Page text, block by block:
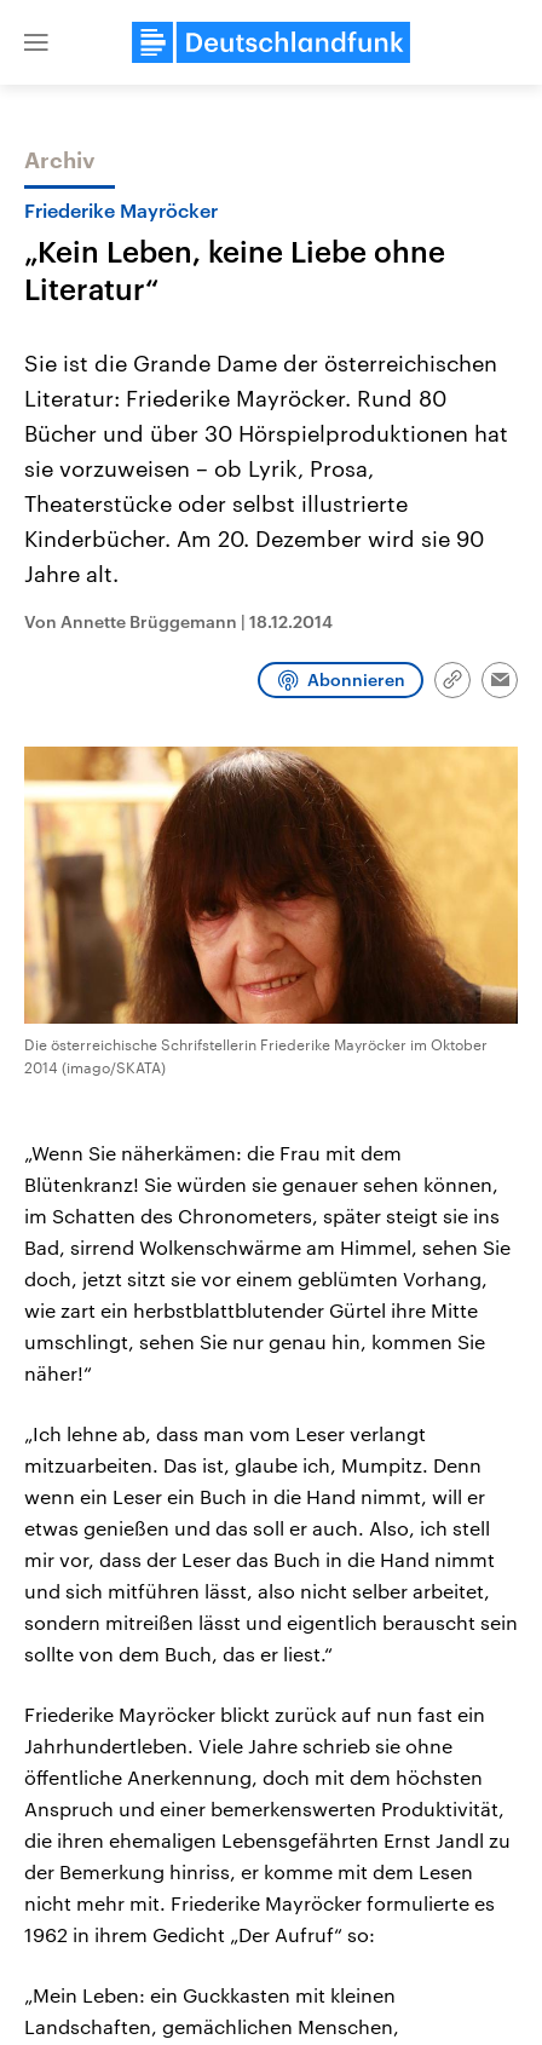
Close
Themen
Landtagswahl Sachsen-Anhalt
2026
Alle Informationen
Sachsen-Anhalt wählt am 6.
September 2026 einen neuen
Landtag. Seit 2021 wird das
Bundesland von einer Koalition aus
Umfragen, Prognosen,
und Hintergründe zu den Parteien
und Kandidaten der anstehenden
Aktuelle Beiträge,
Wirtschaftlich und
gehören die Vereinigten
den mächtigsten Ländern
mit großem Einfluss auf
Sendungen Programm Podcasts
Archiv
Friederike Mayröcker
„Kein Leben, keine Liebe ohne
Literatur“
Sie ist die Grande Dame der österreichischen
Literatur: Friederike Mayröcker. Rund 80
Bücher und über 30 Hörspielproduktionen hat
sie vorzuweisen – ob Lyrik, Prosa,
Theaterstücke oder selbst illustrierte
Kinderbücher. Am 20. Dezember wird sie 90
Jahre alt.
Von Annette Brüggemann | 18.12.2014
Abonnieren
Link
Die österreichische Schrifstellerin Friederike Mayröcker im Oktober
2014 (imago/SKATA)
„Wenn Sie näherkämen: die Frau mit dem
Blütenkranz! Sie würden sie genauer sehen können,
im Schatten des Chronometers, später steigt sie ins
Bad, sirrend Wolkenschwärme am Himmel, sehen Sie
doch, jetzt sitzt sie vor einem geblümten Vorhang,
wie zart ein herbstblattblutender Gürtel ihre Mitte
umschlingt, sehen Sie nur genau hin, kommen Sie
näher!“
„Ich lehne ab, dass man vom Leser verlangt
mitzuarbeiten. Das ist, glaube ich, Mumpitz. Denn
wenn ein Leser ein Buch in die Hand nimmt, will er
etwas genießen und das soll er auch. Also, ich stell
mir vor, dass der Leser das Buch in die Hand nimmt
und sich mitführen lässt, also nicht selber arbeitet,
sondern mitreißen lässt und eigentlich berauscht sein
sollte von dem Buch, das er liest.“
Friederike Mayröcker blickt zurück auf nun fast ein
Jahrhundertleben. Viele Jahre schrieb sie ohne
öffentliche Anerkennung, doch mit dem höchsten
Anspruch und einer bemerkenswerten Produktivität,
die ihren ehemaligen Lebensgefährten Ernst Jandl zu
der Bemerkung hinriss, er komme mit dem Lesen
nicht mehr mit. Friederike Mayröcker formulierte es
1962 in ihrem Gedicht „Der Aufruf“ so:
„Mein Leben: ein Guckkasten mit kleinen
Landschaften, gemächlichen Menschen,